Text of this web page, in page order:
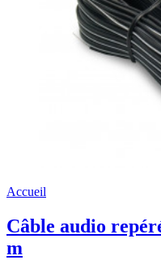
Accueil
Câble audio
m